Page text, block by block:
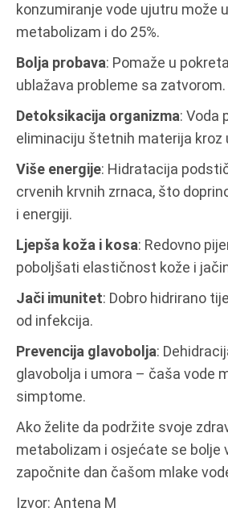
konzumiranje vode ujutru može
metabolizam i do 25%.
Bolja probava: Pomaže u
ublažava probleme sa zatvorom.
Detoksikacija organizma: Voda
eliminaciju štetnih materija kroz
Više energije: Hidratacija
crvenih krvnih zrnaca, što
i energiji.
Ljepša koža i kosa: Redovno
poboljšati elastičnost kože i
Jači imunitet: Dobro hidrirano
od infekcija.
Prevencija glavobolja:
glavobolja i umora – čaša vode
simptome.
Ako želite da podržite svoje
metabolizam i osjećate se bolje
započnite dan čašom mlake
Izvor: Antena M